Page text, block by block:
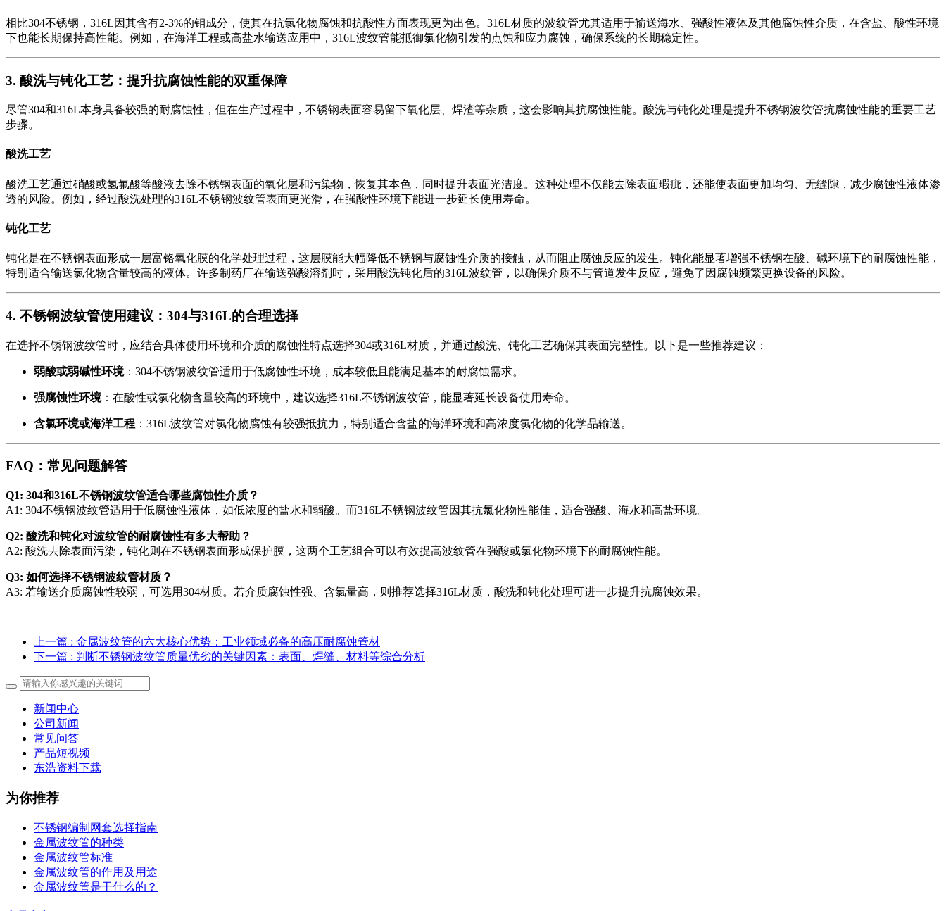
相比304不锈钢，316L因其含有2-3%的钼成分，使其在抗氯化物腐蚀和抗酸性方面表现更为出色。316L材质的波纹管尤其适用于输送海水、强酸性液体及其他腐蚀性介质，在含盐、酸性环境
下也能长期保持高性能。例如，在海洋工程或高盐水输送应用中，316L波纹管能抵御氯化物引发的点蚀和应力腐蚀，确保系统的长期稳定性。
3. 酸洗与钝化工艺：提升抗腐蚀性能的双重保障
尽管304和316L本身具备较强的耐腐蚀性，但在生产过程中，不锈钢表面容易留下氧化层、焊渣等杂质，这会影响其抗腐蚀性能。酸洗与钝化处理是提升不锈钢波纹管抗腐蚀性能的重要工艺
步骤。
酸洗工艺
酸洗工艺通过硝酸或氢氟酸等酸液去除不锈钢表面的氧化层和污染物，恢复其本色，同时提升表面光洁度。这种处理不仅能去除表面瑕疵，还能使表面更加均匀、无缝隙，减少腐蚀性液体渗
透的风险。例如，经过酸洗处理的316L不锈钢波纹管表面更光滑，在强酸性环境下能进一步延长使用寿命。
钝化工艺
钝化是在不锈钢表面形成一层富铬氧化膜的化学处理过程，这层膜能大幅降低不锈钢与腐蚀性介质的接触，从而阻止腐蚀反应的发生。钝化能显著增强不锈钢在酸、碱环境下的耐腐蚀性能，
特别适合输送氯化物含量较高的液体。许多制药厂在输送强酸溶剂时，采用酸洗钝化后的316L波纹管，以确保介质不与管道发生反应，避免了因腐蚀频繁更换设备的风险。
4. 不锈钢波纹管使用建议：304与316L的合理选择
在选择不锈钢波纹管时，应结合具体使用环境和介质的腐蚀性特点选择304或316L材质，并通过酸洗、钝化工艺确保其表面完整性。以下是一些推荐建议：
弱酸或弱碱性环境：304不锈钢波纹管适用于低腐蚀性环境，成本较低且能满足基本的耐腐蚀需求。
强腐蚀性环境：在酸性或氯化物含量较高的环境中，建议选择316L不锈钢波纹管，能显著延长设备使用寿命。
含氯环境或海洋工程 ：316L波纹管对氯化物腐蚀有较强抵抗力，特别适合含盐的海洋环境和高浓度氯化物的化学品输送。
FAQ：常见问题解答
Q1: 304和316L不锈钢波纹管适合哪些腐蚀性介质？
A1: 304不锈钢波纹管适用于低腐蚀性液体，如低浓度的盐水和弱酸。而316L不锈钢波纹管因其抗氯化物性能佳，适合强酸、海水和高盐环境。
Q2: 酸洗和钝化对波纹管的耐腐蚀性有多大帮助？
A2: 酸洗去除表面污染，钝化则在不锈钢表面形成保护膜，这两个工艺组合可以有效提高波纹管在强酸或氯化物环境下的耐腐蚀性能。
Q3: 如何选择不锈钢波纹管材质？
A3: 若输送介质腐蚀性较弱，可选用304材质。若介质腐蚀性强、含氯量高，则推荐选择316L材质，酸洗和钝化处理可进一步提升抗腐蚀效果。
上一篇 : 金属波纹管的六大核心优势：工业领域必备的高压耐腐蚀管材
下一篇 : 判断不锈钢波纹管质量优劣的关键因素：表面、焊缝、材料等综合分析
新闻中心
公司新闻
常见问答
产品短视频
东浩资料下载
为你推荐
不锈钢编制网套选择指南
金属波纹管的种类
金属波纹管标准
金属波纹管的作用及用途
金属波纹管是干什么的？